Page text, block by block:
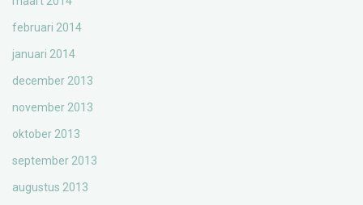
februari 2014
januari 2014
december 2013
november 2013
oktober 2013
september 2013
augustus 2013